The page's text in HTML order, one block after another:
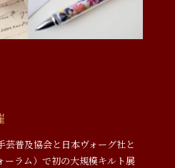
普及協会と日本ヴォーグ社と
ーラム）で初の大規模キルト展